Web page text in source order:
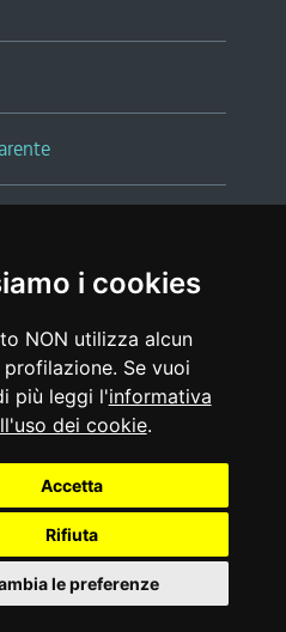
i cookies
NON utilizza alcun
Se vuoi
più leggi l'informativa
dei cookie.
Accetta
Rifiuta
le preferenze
|glossario
policy
|feedback
Realizzato da